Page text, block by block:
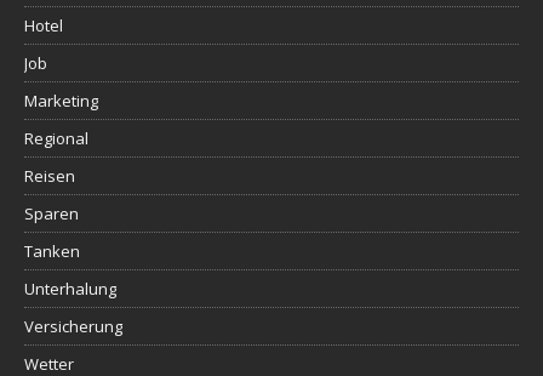
Hotel
Job
Marketing
Regional
Reisen
Sparen
Tanken
Unterhalung
Versicherung
Wetter